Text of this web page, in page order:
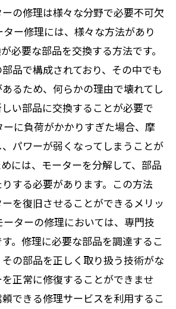
の修理は様々な分野で必要不可欠
ター修理には、様々な方法があり
必要な部品を交換する方法です。
品で構成されており、その中でも
るため、何らかの理由で壊れてし
い部品に交換することが必要で
ーに負荷がかかりすぎた場合、摩
パワーが弱くなってしまうことが
には、モーターを分解して、部品
する必要があります。この方法
を復旧させることができるメリッ
ーターの修理においては、専門技
。修理に必要な部品を調達するこ
の部品を正しく取り扱う技術がな
正常に修復することができませ
できる修理サービスを利用するこ